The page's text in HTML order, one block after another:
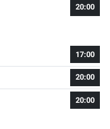
20:00
17:00
20:00
20:00